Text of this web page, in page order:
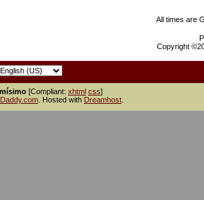
All times are
Copyright
[Compliant: xhtml css]
. Hosted with Dreamhost